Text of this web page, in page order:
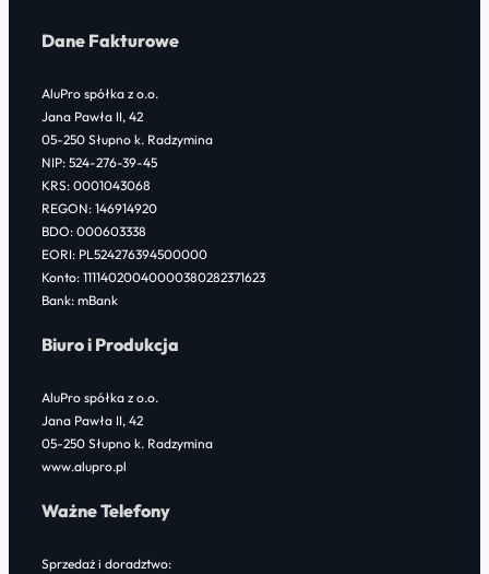
c
b
o
o
k
i
t
e
r
n
e
d
I
n
Dane Fakturowe
AluPro spółka z o.o.
Jana Pawła II, 42
05-250 Słupno k. Radzymina
NIP: 524-276-39-45
KRS: 0001043068
REGON: 146914920
BDO: 000603338
EORI: PL524276394500000
Konto: 11114020040000380282371623
Bank: mBank
Biuro i Produkcja
AluPro spółka z o.o.
Jana Pawła II, 42
05-250 Słupno k. Radzymina
www.alupro.pl
Ważne Telefony
Sprzedaż i doradztwo: